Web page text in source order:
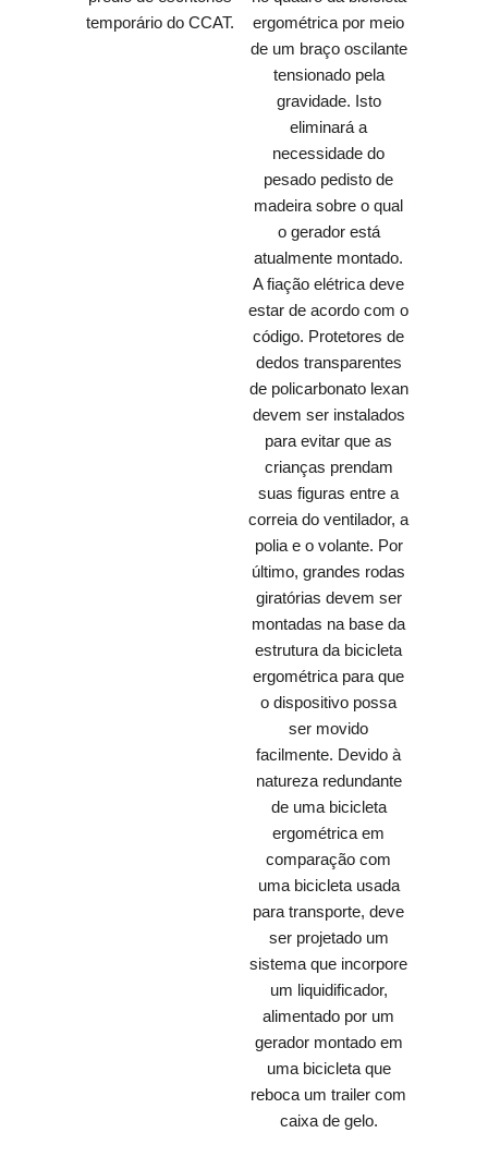
temporário do CCAT.
ergométrica por meio
de um braço oscilante
tensionado pela
gravidade. Isto
eliminará a
necessidade do
pesado pedisto de
madeira sobre o qual
o gerador está
atualmente montado.
A fiação elétrica deve
estar de acordo com o
código. Protetores de
dedos transparentes
de policarbonato lexan
devem ser instalados
para evitar que as
crianças prendam
suas figuras entre a
correia do ventilador, a
polia e o volante. Por
último, grandes rodas
giratórias devem ser
montadas na base da
estrutura da bicicleta
ergométrica para que
o dispositivo possa
ser movido
facilmente. Devido à
natureza redundante
de uma bicicleta
ergométrica em
comparação com
uma bicicleta usada
para transporte, deve
ser projetado um
sistema que incorpore
um liquidificador,
alimentado por um
gerador montado em
uma bicicleta que
reboca um trailer com
caixa de gelo.